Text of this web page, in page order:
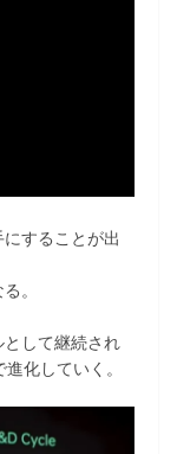
することが出
。
して継続され
化していく。